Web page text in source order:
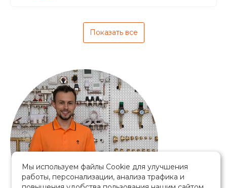
Показать все
Мы используем файлы Cookie для улучшения
работы, персонализации, анализа трафика и